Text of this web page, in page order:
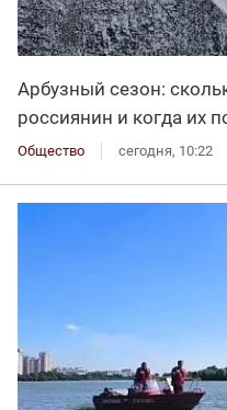
Арбузный сезон:
россиянин и когда их
Общество сегодня, 10:22